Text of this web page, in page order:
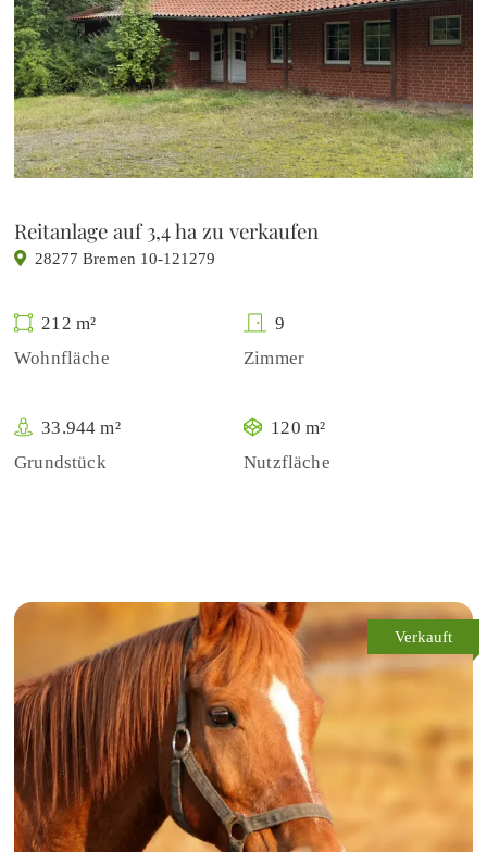
Reitanlage auf 3,4 ha zu verkaufen
28277 Bremen 10-121279
212 m²
Wohnfläche
9
Zimmer
33.944 m²
Grundstück
120 m²
Nutzfläche
Verkauft